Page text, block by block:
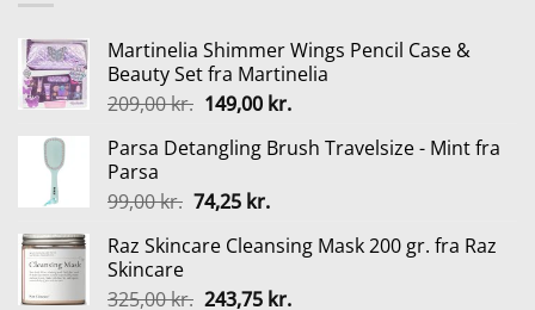
Martinelia Shimmer Wings Pencil Case &
Beauty Set fra Martinelia
209,00kr. Den
pris
209,00 kr..
149,00 kr.Den
pris
Parsa Detangling Brush Travelsize - Mint fra
Parsa
99,00kr. Den
pris
99,00 kr..
74,25 kr.Den
pris
74,25 kr..
Raz Skincare Cleansing Mask 200 gr. fra Raz
Skincare
325,00kr. Den
243,75 kr.Den